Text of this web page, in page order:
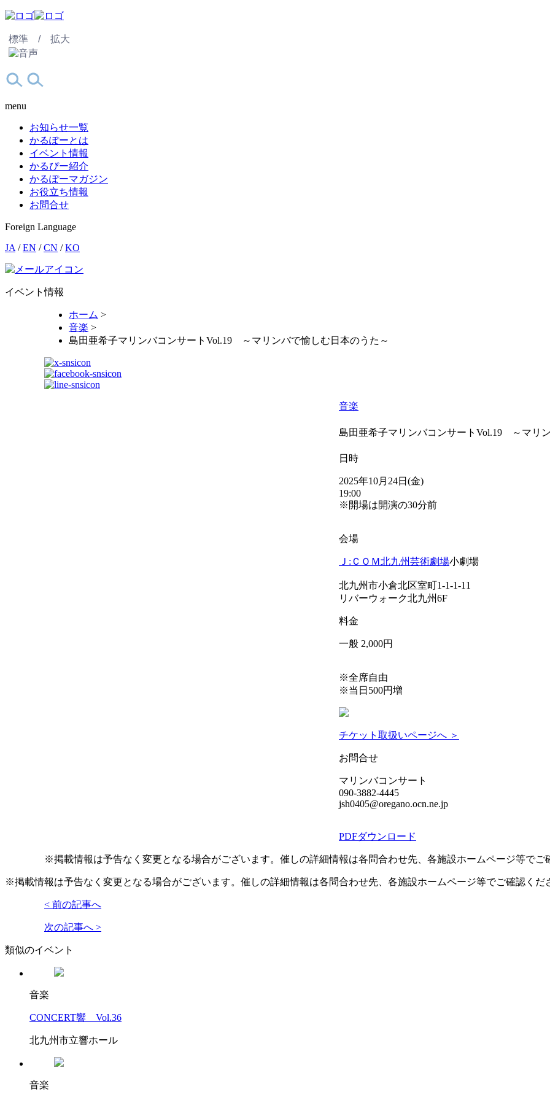
標準 / 拡大
menu
お知らせ一覧
かるぽーとは
イベント情報
かるぴー紹介
かるぽーマガジン
お役立ち情報
お問合せ
Foreign Language
JA /EN /CN /KO
イベント情報
ホーム >
音楽 >
島田亜希子マリンバコンサートVol.19 ～マリンバで愉しむ日本のうた～
音楽
島田亜希子マリンバコンサートVol.19 ～マリ
日時
2025年10月24日(金)
19:00
※開場は開演の30分前
会場
Ｊ:ＣＯＭ北九州芸術劇場小劇場
北九州市小倉北区室町1-1-1-11
リバーウォーク北九州6F
料金
一般 2,000円
※全席自由
※当日500円増
チケット取扱いページへ ＞
お問合せ
マリンバコンサート
090-3882-4445
jsh0405@oregano.ocn.ne.jp
PDFダウンロード
※掲載情報は予告なく変更となる場合がございます。催しの詳細情報は各問合わせ先、各施設ホームページ等でご
※掲載情報は予告なく変更となる場合がございます。催しの詳細情報は各問合わせ先、各施設ホームページ等でご確認くだ
< 前の記事へ
次の記事へ >
類似のイベント
音楽
CONCERT響 Vol.36
北九州市立響ホール
音楽